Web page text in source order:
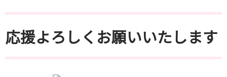
応援よろしくお願いいたします